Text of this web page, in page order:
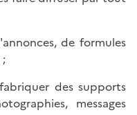
de formules
des supports
messages